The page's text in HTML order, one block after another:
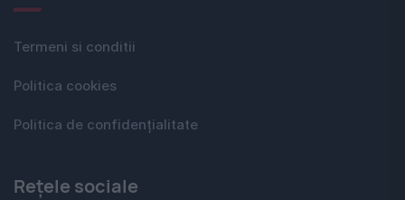
Termeni si conditii
Politica cookies
Politica de confidențialitate
Rețele sociale